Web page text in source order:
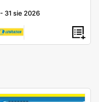
- 31 sie 2026